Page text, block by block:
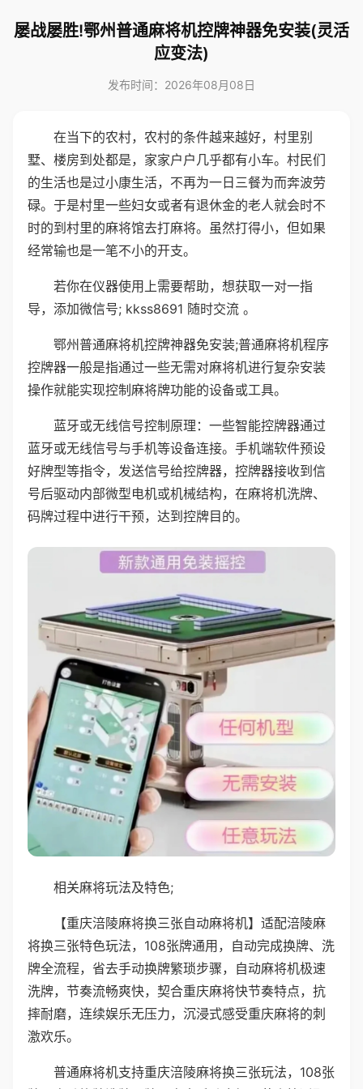
屡战屡胜!鄂州普通麻将机控牌神器免安装(灵活
应变法)
发布时间：2026年08月08日
在当下的农村，农村的条件越来越好，村里别
墅、楼房到处都是，家家户户几乎都有小车。村民们
的生活也是过小康生活，不再为一日三餐为而奔波劳
碌。于是村里一些妇女或者有退休金的老人就会时不
时的到村里的麻将馆去打麻将。虽然打得小，但如果
经常输也是一笔不小的开支。
若你在仪器使用上需要帮助，想获取一对一指
导，添加微信号; kkss8691 随时交流 。
鄂州普通麻将机控牌神器免安装;普通麻将机程序
控牌器一般是指通过一些无需对麻将机进行复杂安装
操作就能实现控制麻将牌功能的设备或工具。
蓝牙或无线信号控制原理：一些智能控牌器通过
蓝牙或无线信号与手机等设备连接。手机端软件预设
好牌型等指令，发送信号给控牌器，控牌器接收到信
号后驱动内部微型电机或机械结构，在麻将机洗牌、
码牌过程中进行干预，达到控牌目的。
相关麻将玩法及特色;
【重庆涪陵麻将换三张自动麻将机】适配涪陵麻
将换三张特色玩法，108张牌通用，自动完成换牌、洗
牌全流程，省去手动换牌繁琐步骤，自动麻将机极速
洗牌，节奏流畅爽快，契合重庆麻将快节奏特点，抗
摔耐磨，连续娱乐无压力，沉浸式感受重庆麻将的刺
激欢乐。
普通麻将机支持重庆涪陵麻将换三张玩法，108张